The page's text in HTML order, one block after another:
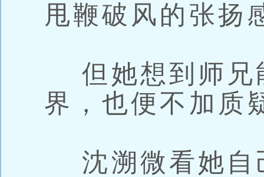
甩鞭破风的张扬
但她想到师兄
界，也便不加质
沈溯微看她自